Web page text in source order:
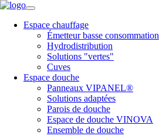
Espace chauffage
Émetteur basse consommation
Hydrodistribution
Solutions "vertes"
Cuves
Espace douche
Panneaux VIPANEL®
Solutions adaptées
Parois de douche
Espace de douche VINOVA
Ensemble de douche